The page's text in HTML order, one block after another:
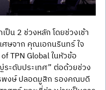
น 2 ช่วงหลัก โดยช่วงเช้า
ษจาก คุณเอกนรินทร์ ใจ
TPN Global ในหัวข้อ
ะดับประเทศ” ต่อด้วยช่วง
พงษ์ ปลอดมูสิก รองคณบดี